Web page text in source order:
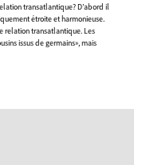
étroite et harmonieuse.
relation transatlantique. Les
issus de germains», mais